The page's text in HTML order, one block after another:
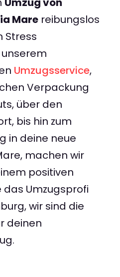
Mare reibungslos
Stress
Umzugsservice,
Verpackung
über den
bis hin zum
in deine neue
machen wir
positiven
das Umzugsprofi
wir sind die
deinen